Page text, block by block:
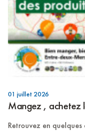
01 juillet 2026
Mangez , achetez
Retrouvez en